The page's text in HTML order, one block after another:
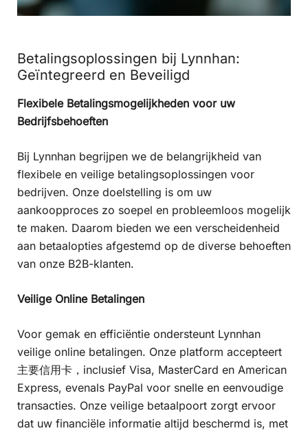
Betalingsoplossingen bij Lynnhan:
Geïntegreerd en Beveiligd
Flexibele Betalingsmogelijkheden voor uw
Bedrijfsbehoeften
Bij Lynnhan begrijpen we de belangrijkheid van
flexibele en veilige betalingsoplossingen voor
bedrijven. Onze doelstelling is om uw
aankoopproces zo soepel en probleemloos mogelijk
te maken. Daarom bieden we een verscheidenheid
aan betaalopties afgestemd op de diverse behoeften
van onze B2B-klanten.
Veilige Online Betalingen
Voor gemak en efficiëntie ondersteunt Lynnhan
veilige online betalingen. Onze platform accepteert
主要信用卡，inclusief Visa, MasterCard en American
Express, evenals PayPal voor snelle en eenvoudige
transacties. Onze veilige betaalpoort zorgt ervoor
dat uw financiële informatie altijd beschermd is, met